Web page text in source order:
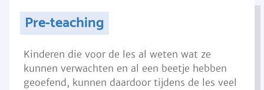
Pre-teaching
Kinderen die voor de les al weten wat ze
kunnen verwachten en al een beetje hebben
geoefend, kunnen daardoor tijdens de les veel